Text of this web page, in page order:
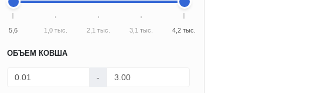
5,6 1,0 тыс. 2,1 тыс. 3,1 тыс. 4,2 тыс.
ОБЪЕМ КОВША
-